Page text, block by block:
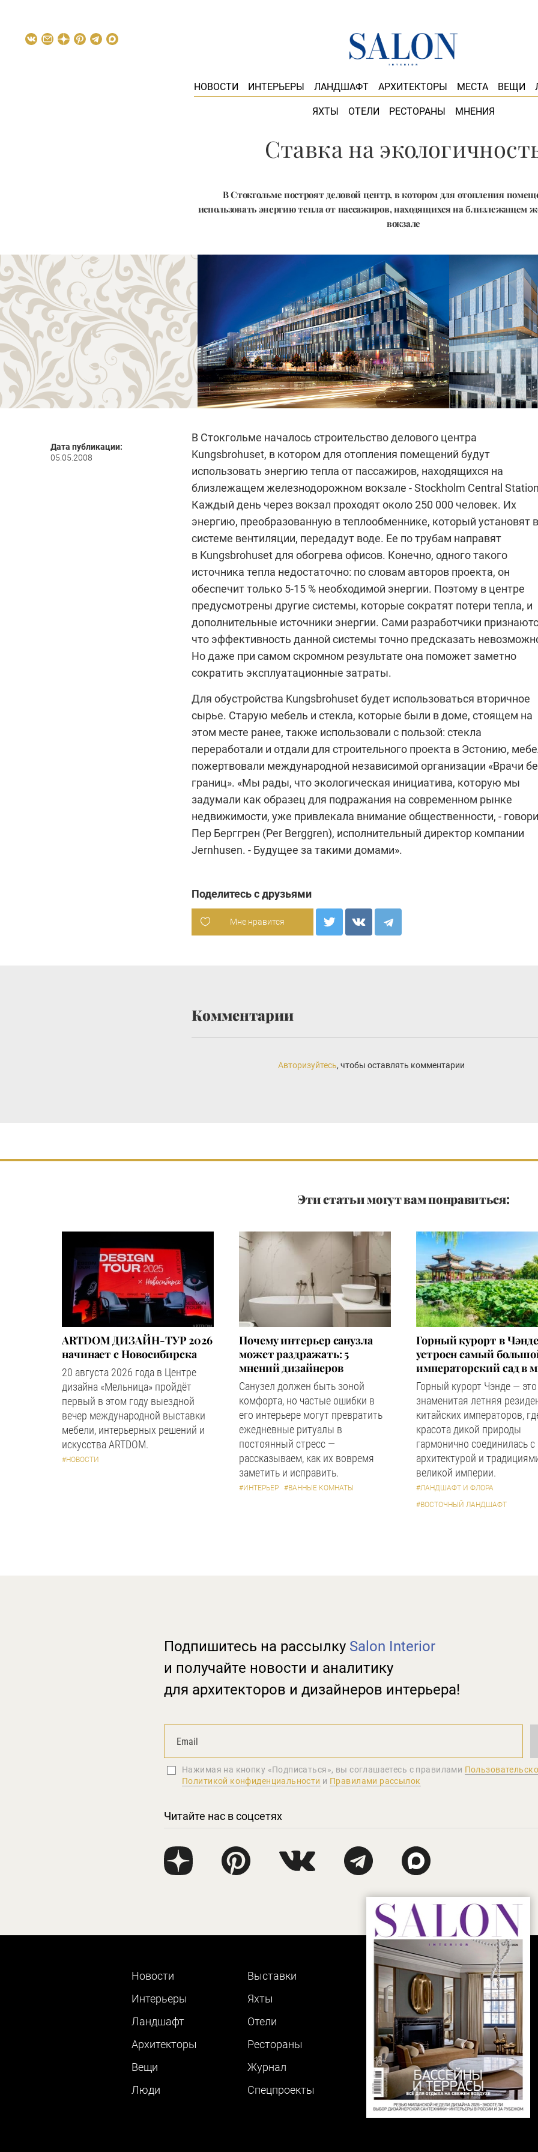
НОВОСТИ ИНТЕРЬЕРЫ ЛАНДШАФТ АРХИТЕКТОРЫ МЕСТА ВЕЩИ
ЯХТЫ ОТЕЛИ РЕСТОРАНЫ МНЕНИЯ
Ставка на
В Стокгольме построят деловой центр, в котором для отопления
использовать энергию тепла от пассажиров, находящихся на близлежащем
вокзале
Дата публикации:
05.05.2008
В Стокгольме началось строительство делового центра
Kungsbrohuset, в котором для отопления помещений будут
использовать энергию тепла от пассажиров, находящихся на
близлежащем железнодорожном вокзале - Stockholm Central
Каждый день через вокзал проходят около 250 000 человек. Их
энергию, преобразованную в теплообменнике, который установят в
системе вентиляции, передадут воде. Ее по трубам направят
в Kungsbrohuset для обогрева офисов. Конечно, одного такого
источника тепла недостаточно: по словам авторов проекта, он
обеспечит только 5-15 % необходимой энергии. Поэтому в центре
предусмотрены другие системы, которые сократят потери тепла, и
дополнительные источники энергии. Сами разработчики
что эффективность данной системы точно предсказать
Но даже при самом скромном результате она поможет заметно
сократить эксплуатационные затраты.
Для обустройства Kungsbrohuset будет использоваться вторичное
сырье. Старую мебель и стекла, которые были в доме, стоящем на
этом месте ранее, также использовали с пользой: стекла
переработали и отдали для строительного проекта в Эстонию,
пожертвовали международной независимой организации «Врачи
границ». «Мы рады, что экологическая инициатива, которую мы
задумали как образец для подражания на современном рынке
недвижимости, уже привлекала внимание общественности, -
Пер Берггрен (Per Berggren), исполнительный директор компании
Jernhusen. - Будущее за такими домами».
Поделитесь с друзьями
Мне нравится
Комментарии
Авторизуйтесь, чтобы оставлять комментарии
Эти статьи могут вам понравиться:
ARTDOM ДИЗАЙН-ТУР 2026
начинает с Новосибирска
20 августа 2026 года в Центре
дизайна «Мельница» пройдёт
первый в этом году выездной
вечер международной выставки
мебели, интерьерных решений и
искусства ARTDOM.
#НОВОСТИ
Почему интерьер санузла
может раздражать: 5
мнений дизайнеров
Санузел должен быть зоной
комфорта, но частые ошибки в
его интерьере могут превратить
ежедневные ритуалы в
постоянный стресс —
рассказываем, как их вовремя
заметить и исправить.
#ИНТЕРЬЕР #ВАННЫЕ КОМНАТЫ
Горный курорт в
устроен самый
императорский сад в
Горный курорт Чэнде — это
знаменитая летняя
китайских императоров,
красота дикой природы
гармонично соединилась с
архитектурой и
великой империи.
#ЛАНДШАФТ И ФЛОРА
#ВОСТОЧНЫЙ ЛАНДШАФТ
Подпишитесь на рассылку Salon Interior
и получайте новости и аналитику
для архитекторов и дизайнеров интерьера!
Нажимая на кнопку «Подписаться», вы соглашаетеcь с правилами
Политикой конфиденциальности и Правилами рассылок
Читайте нас в соцсетях
Новости
Интерьеры
Ландшафт
Архитекторы
Вещи
Люди
Выставки
Яхты
Отели
Рестораны
Журнал
Cпецпроекты